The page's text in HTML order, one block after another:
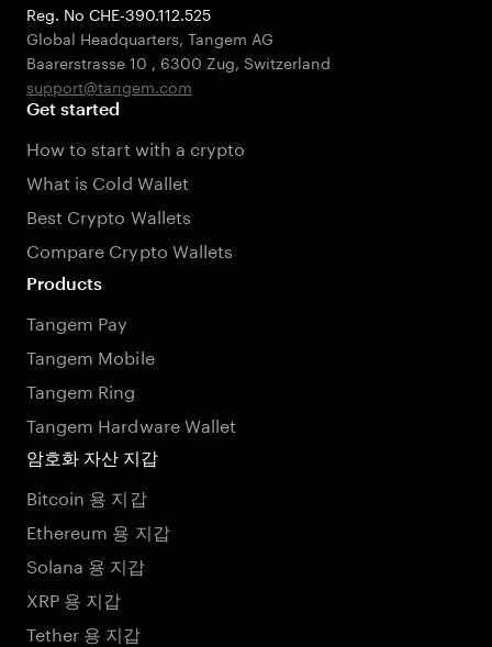
Reg. No CHE-390.112.525
Global Headquarters, Tangem AG
Baarerstrasse 10 , 6300 Zug, Switzerland
support@tangem.com
Get started
How to start with a crypto
What is Cold Wallet
Best Crypto Wallets
Compare Crypto Wallets
Products
Tangem Pay
Tangem Mobile
Tangem Ring
Tangem Hardware Wallet
암호화 자산 지갑
Bitcoin 용 지갑
Ethereum 용 지갑
Solana 용 지갑
XRP 용 지갑
Tether 용 지갑